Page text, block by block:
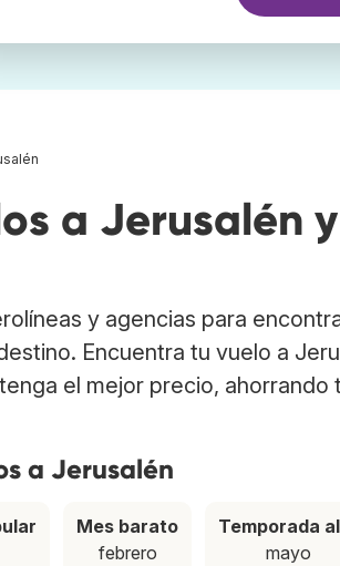
a Jerusalén
y agencias para
Encuentra tu vuelo a
el mejor precio, ahorrando
a Jerusalén
Mes barato
febrero
Temporada
mayo